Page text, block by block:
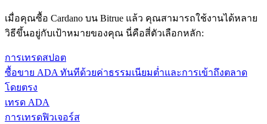
เมื่อคุณซื้อ Cardano บน Bitrue แล้ว คุณสามารถใช้งานได้หลาย
วิธีขึ้นอยู่กับเป้าหมายของคุณ นี่คือสี่ตัวเลือกหลัก:
การเทรดสปอต
ซื้อขาย ADA ทันทีด้วยค่าธรรมเนียมต่ำและการเข้าถึงตลาด
โดยตรง
เทรด ADA
การเทรดฟิวเจอร์ส